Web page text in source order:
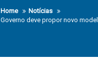
Home
Notícias
Governo deve propor novo